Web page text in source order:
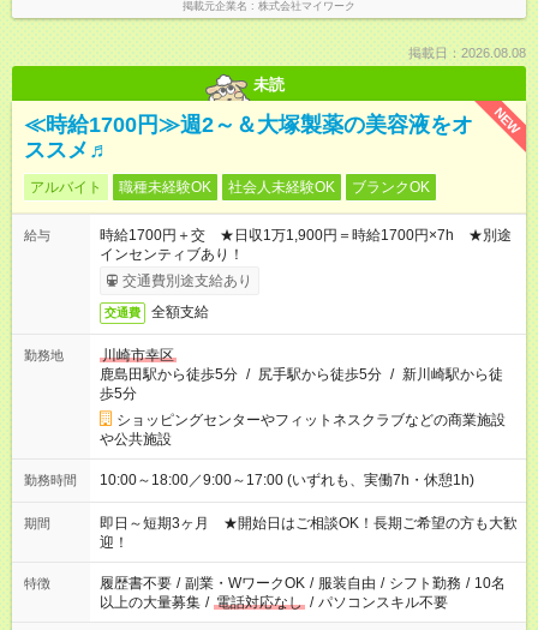
掲載元企業名 株式会社マイワーク
掲載日：2026.08.08
未読
NEW
≪時給1700円≫週2～＆大塚製薬の美容液をオ
ススメ♬
アルバイト 職種未経験OK 社会人未経験OK ブランクOK
給与
時給1700円＋交 ★日収1万1,900円＝時給1700円×7h ★別途
インセンティブあり！
交通費別途支給あり
交通費 全額支給
勤務地
川崎市幸区
鹿島田駅から徒歩5分 / 尻手駅から徒歩5分 / 新川崎駅から徒
歩5分
ショッピングセンターやフィットネスクラブなどの商業施設
や公共施設
勤務時間 10:00～18:00／9:00～17:00 (いずれも、実働7h・休憩1h)
期間
即日～短期3ヶ月 ★開始日はご相談OK！長期ご希望の方も大歓
迎！
特徴 履歴書不要 / 副業・WワークOK / 服装自由 / シフト勤務 / 10名
以上の大量募集 / 電話対応なし / パソコンスキル不要